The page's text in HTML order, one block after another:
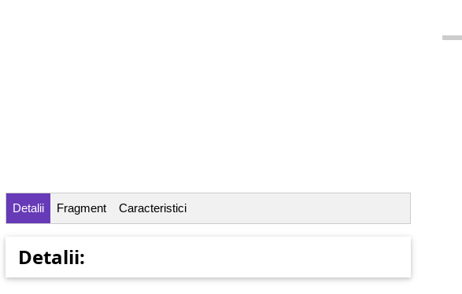
Detalii Fragment Caracteristici
Detalii: